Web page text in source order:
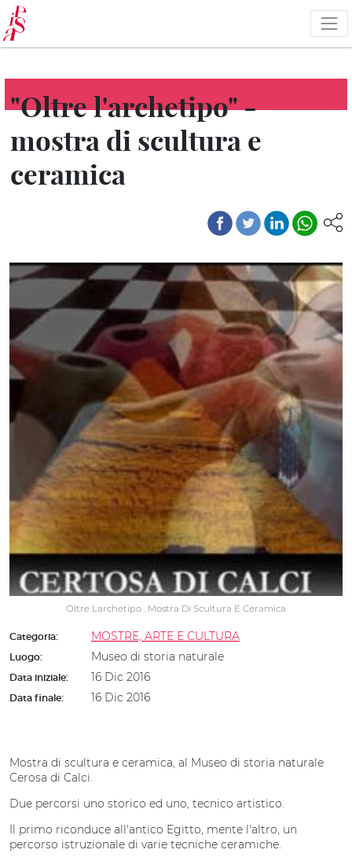
Salta
al
contenuto
principale
"Oltre l'archetipo" -
mostra di scultura e
ceramica
Oltre Larchetipo . Mostra Di Scultura E Ceramica
Categoria: MOSTRE, ARTE E CULTURA
Luogo: Museo di storia naturale
Data iniziale: 16 Dic 2016
Data finale: 16 Dic 2016
Mostra di scultura e ceramica, al Museo di storia naturale
Cerosa di Calci.
Due percorsi uno storico ed uno, tecnico artistico.
Il primo riconduce all'antico Egitto, mente l'altro, un
percorso istruzionale di varie tecniche ceramiche.